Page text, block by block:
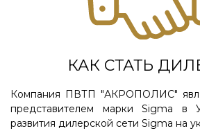
КАК СТАТЬ
Компания ПВТП "АКРОПОЛИС"
представителем марки Sigma в
развития дилерской сети Sigma на